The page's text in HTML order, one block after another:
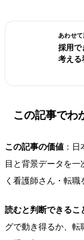
あわせて
採用で
考える
この記事でわ
この記事の価値 ：
目と背景データを
く看護師さん・転職
読むと判断できるこ
グで動き得るか、転